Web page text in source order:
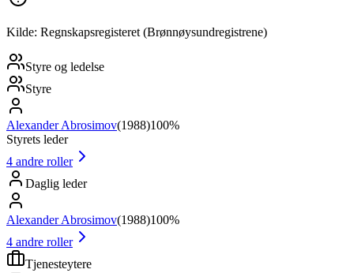
Kilde: Regnskapsregisteret (Brønnøysundregistrene)
Styre og ledelse
Styre
Alexander Abrosimov(1988)100%
Styrets leder
4 andre roller
Daglig leder
Alexander Abrosimov(1988)100%
4 andre roller
Tjenesteytere